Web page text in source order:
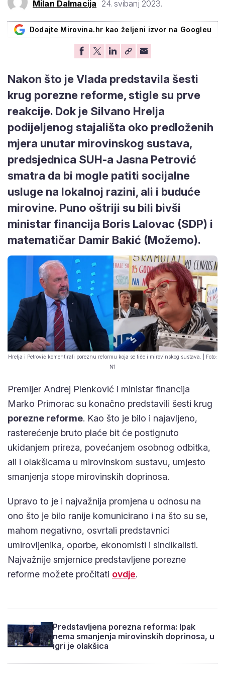
Milan Dalmacija 24. svibanj 2023.
Dodajte Mirovina.hr kao željeni izvor na Googleu
Nakon što je Vlada predstavila šesti
krug porezne reforme, stigle su prve
reakcije. Dok je Silvano Hrelja
podijeljenog stajališta oko predloženih
mjera unutar mirovinskog sustava,
predsjednica SUH-a Jasna Petrović
smatra da bi mogle patiti socijalne
usluge na lokalnoj razini, ali i buduće
mirovine. Puno oštriji su bili bivši
ministar financija Boris Lalovac (SDP) i
matematičar Damir Bakić (Možemo).
Hrelja i Petrović komentirali poreznu reformu koja se tiče i mirovinskog sustava. | Foto:
N1
Premijer Andrej Plenković i ministar financija
Marko Primorac su konačno predstavili šesti krug
porezne reforme. Kao što je bilo i najavljeno,
rasterećenje bruto plaće bit će postignuto
ukidanjem prireza, povećanjem osobnog odbitka,
ali i olakšicama u mirovinskom sustavu, umjesto
smanjenja stope mirovinskih doprinosa.
Upravo to je i najvažnija promjena u odnosu na
ono što je bilo ranije komunicirano i na što su se,
mahom negativno, osvrtali predstavnici
umirovljenika, oporbe, ekonomisti i sindikalisti.
Najvažnije smjernice predstavljene porezne
reforme možete pročitati ovdje.
Predstavljena porezna reforma: Ipak
nema smanjenja mirovinskih doprinosa, u
igri je olakšica